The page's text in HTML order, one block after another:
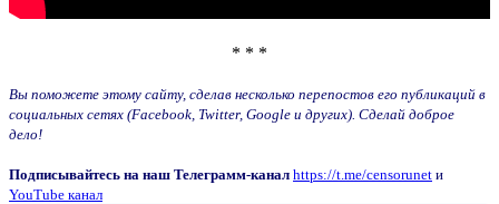
* * *
Вы поможете этому сайту, сделав несколько перепостов его публикаций в
социальных сетях (Facebook, Twitter, Google и других). Сделай доброе
дело!
Подписывайтесь на наш Телеграмм-канал https://t.me/censorunet и
YouTube канал